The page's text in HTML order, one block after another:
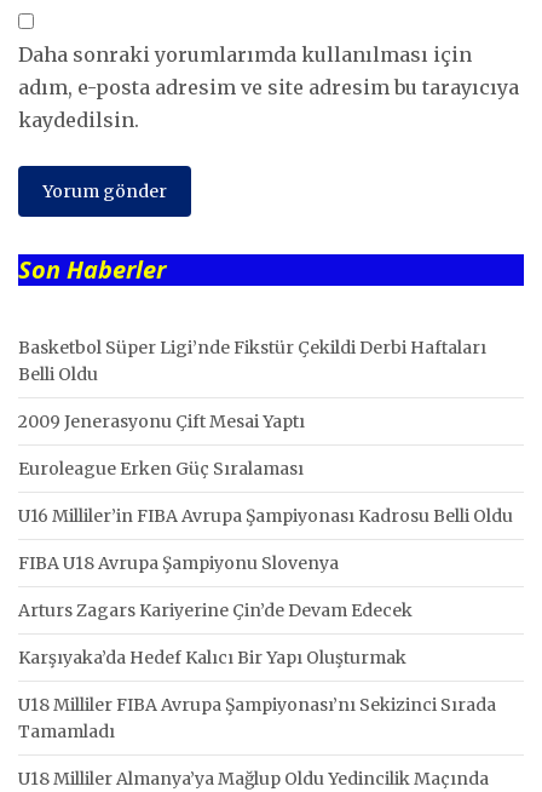
Daha sonraki yorumlarımda kullanılması için
adım, e-posta adresim ve site adresim bu tarayıcıya
kaydedilsin.
Son Haberler
Basketbol Süper Ligi’nde Fikstür Çekildi Derbi Haftaları
Belli Oldu
2009 Jenerasyonu Çift Mesai Yaptı
Euroleague Erken Güç Sıralaması
U16 Milliler’in FIBA Avrupa Şampiyonası Kadrosu Belli Oldu
FIBA U18 Avrupa Şampiyonu Slovenya
Arturs Zagars Kariyerine Çin’de Devam Edecek
Karşıyaka’da Hedef Kalıcı Bir Yapı Oluşturmak
U18 Milliler FIBA Avrupa Şampiyonası’nı Sekizinci Sırada
Tamamladı
U18 Milliler Almanya’ya Mağlup Oldu Yedincilik Maçında